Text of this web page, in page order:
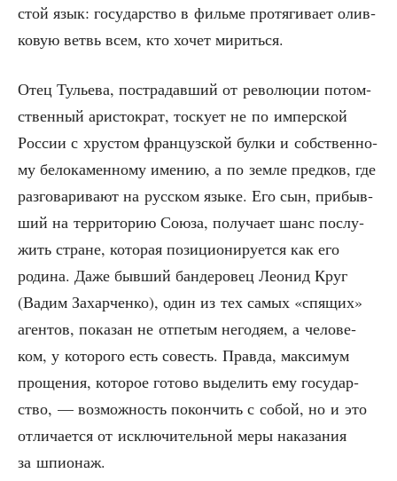
стой язык: госу­дар­ство в филь­ме про­тя­ги­ва­ет олив­
ко­вую ветвь всем, кто хочет мириться.
Отец Тулье­ва, постра­дав­ший от рево­лю­ции потом­
ствен­ный ари­сто­крат, тос­ку­ет не по импер­ской
Рос­сии с хру­стом фран­цуз­ской бул­ки и соб­ствен­но­
му бело­ка­мен­но­му име­нию, а по зем­ле пред­ков, где
раз­го­ва­ри­ва­ют на рус­ском язы­ке. Его сын, при­быв­
ший на тер­ри­то­рию Сою­за, полу­ча­ет шанс послу­
жить стране, кото­рая пози­ци­о­ни­ру­ет­ся как его
роди­на. Даже быв­ший бан­де­ро­вец Лео­нид Круг
(Вадим Захар­чен­ко), один из тех самых «спя­щих»
аген­тов, пока­зан не отпе­тым него­дя­ем, а чело­ве­
ком, у кото­ро­го есть совесть. Прав­да, мак­си­мум
про­ще­ния, кото­рое гото­во выде­лить ему госу­дар­
ство, — воз­мож­ность покон­чить с собой, но и это
отли­ча­ет­ся от исклю­чи­тель­ной меры нака­за­ния
за шпионаж.